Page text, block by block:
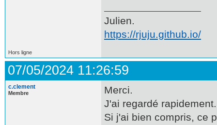
Julien.
https://rjuju.github.io/
Hors ligne
07/05/2024 11:26:59
c.clement
Membre
Merci.
J'ai regardé rapidement.
Si j'ai bien compris, ce